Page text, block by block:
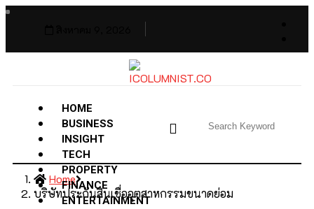
HOME
BUSINESS
INSIGHT
TECH
PROPERTY
FINANCE
ENTERTAINMENT
Home
บริษัทประกันสินเชื่ออุตสาหกรรมขนาดย่อม